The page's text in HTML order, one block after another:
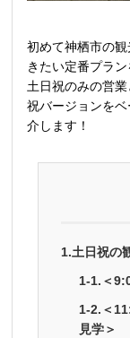
初めて神栖市の
きたい定番プラン
土日祝のみの営
祝バージョンを
介します！
1.土日祝の
1-1.＜
1-2.＜
見学＞